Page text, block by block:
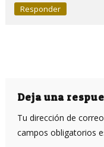
Responder
Deja una
Tu dirección de
campos obligatorios